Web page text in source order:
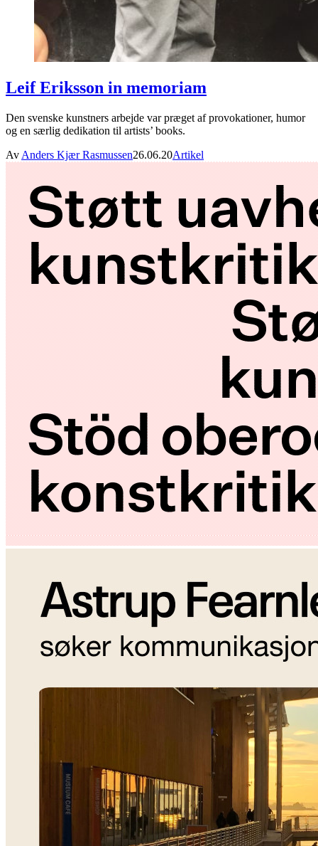
Leif Eriksson in memoriam
Den svenske kunstners arbejde var præget af provokationer, humor
og en særlig dedikation til artists’ books.
Av Anders Kjær Rasmussen26.06.20Artikel